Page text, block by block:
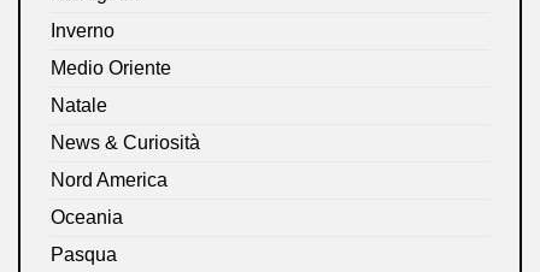
Inverno
Medio Oriente
Natale
News & Curiosità
Nord America
Oceania
Pasqua